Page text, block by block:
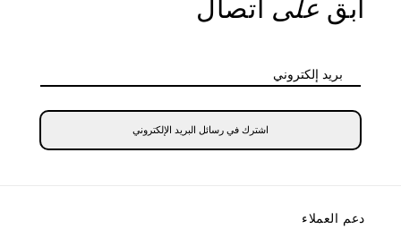
أبق على اتصال
بريد إلكتروني
اشترك في رسائل البريد الإلكتروني
دعم العملاء